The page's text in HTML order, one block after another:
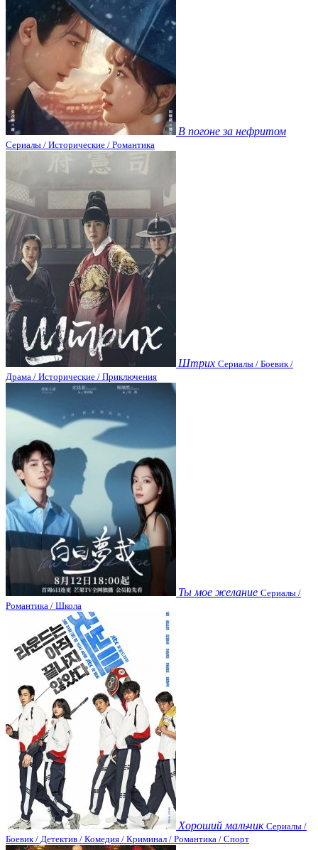
В погоне за нефритом
Сериалы / Исторические / Романтика
Штрих Сериалы / Боевик /
Драма / Исторические / Приключения
Ты мое желание Сериалы /
Романтика / Школа
Хороший мальчик Сериалы /
Боевик / Детектив / Комедия / Криминал / Романтика / Спорт